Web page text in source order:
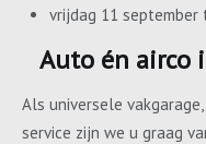
vrijdag 11 september
Auto én airco
Als universele
service zijn we u graag